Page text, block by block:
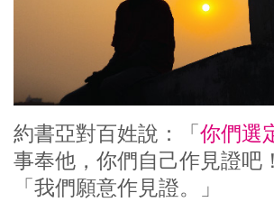
約書亞對百姓說：「你們選
事奉他，你們自己作見證吧
「我們願意作見證。」